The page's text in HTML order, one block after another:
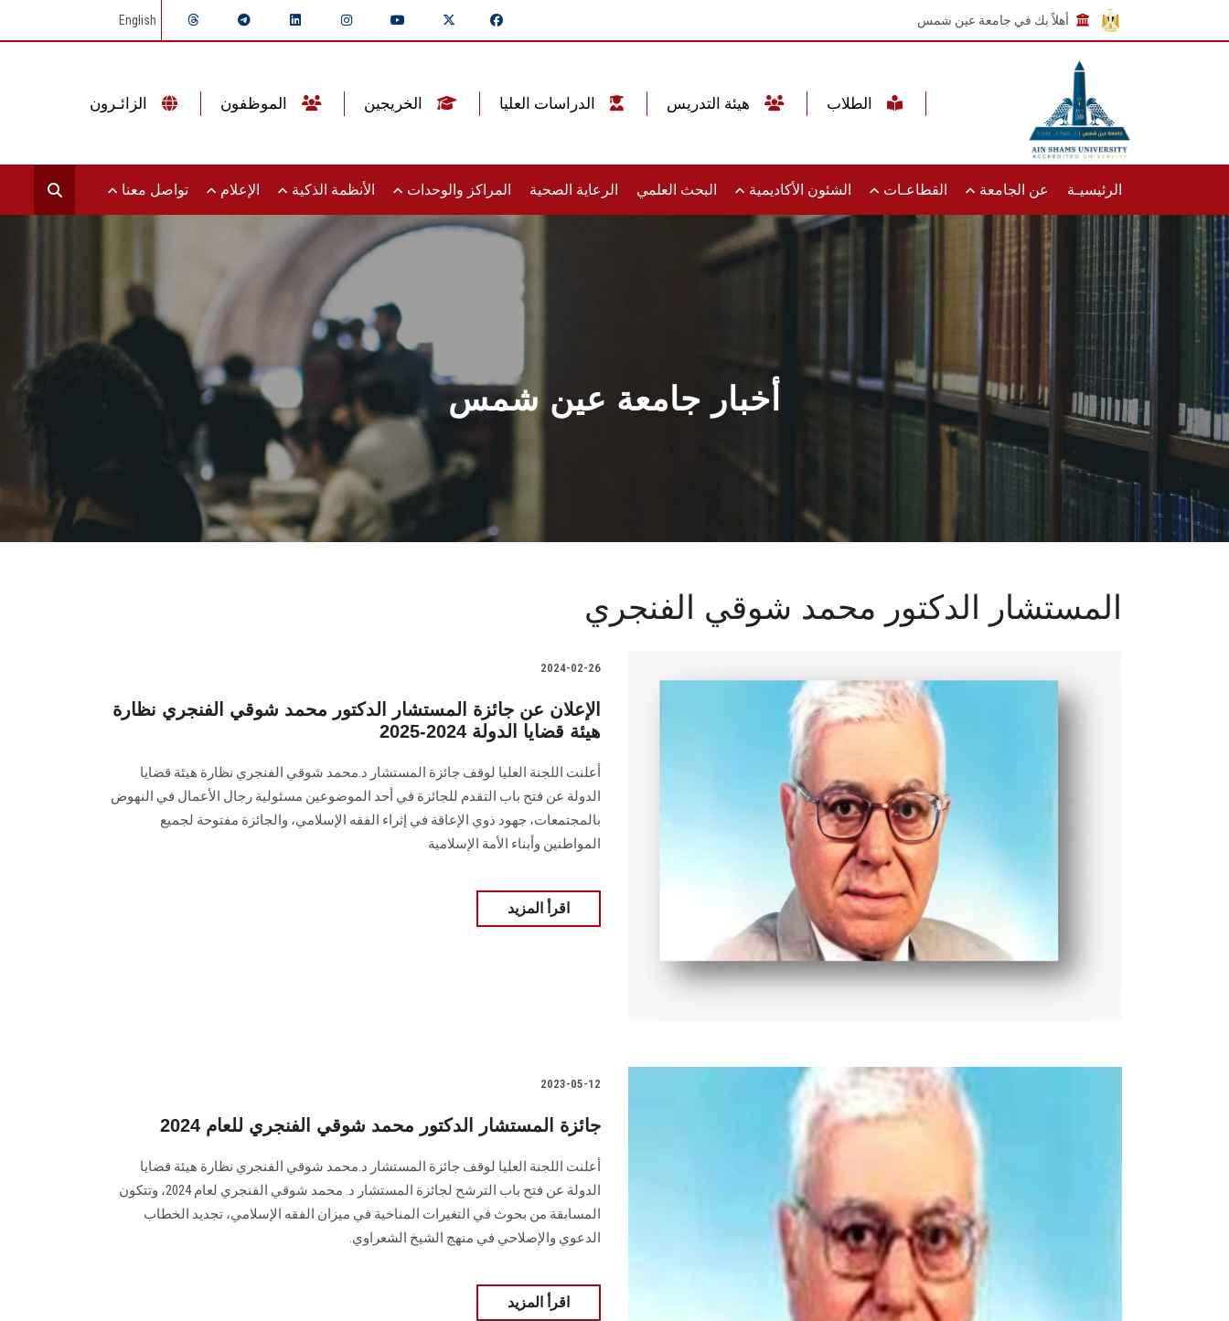
أهلاً بك في جامعة عين شمس English
الرئيسيـة عن الجامعة القطاعـات الشئون الأكاديمية البحث العلمي الرعاية الصحية المراكز والوحدات الأنظمة الذكية الإعلام تواصل معنا
أخبار جامعة عين شمس
المستشار الدكتور محمد شوقي الفنجري
2024-02-26
الإعلان عن جائزة المستشار الدكتور محمد شوقي الفنجري نظارة
هيئة قضايا الدولة 2024-2025
أعلنت اللجنة العليا لوقف جائزة المستشار د.محمد شوقي الفنجري نظارة هيئة قضايا
‏‏الدولة‎ ‎عن فتح باب التقدم للجائزة في أحد الموضوعين مسئولية رجال الأعمال في النهوض
‏بالمجتمعات، جهود ذوي الإعاقة في إثراء الفقه الإسلامي، والجائزة مفتوحة لجميع
المواطنين ‏وأبناء الأمة الإسلامية
اقرأ المزيد
2023-05-12
جائزة المستشار الدكتور محمد شوقي الفنجري للعام 2024
أعلنت اللجنة العليا لوقف جائزة المستشار د.محمد شوقي الفنجري نظارة هيئة قضايا
الدولة عن فتح باب الترشح لجائزة المستشار د. محمد شوقي الفنجري لعام 2024، وتتكون
المسابقة من بحوث في التغيرات المناخية في ميزان الفقه الإسلامي، تجديد الخطاب
الدعوي والإصلاحي في منهج الشيخ الشعراوي.
اقرأ المزيد